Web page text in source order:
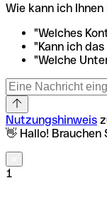
Wie kann ich Ihnen
"Welches
"Kann ich
"Welche
Nutzungshinweis
👋 Hallo! Brauchen
1